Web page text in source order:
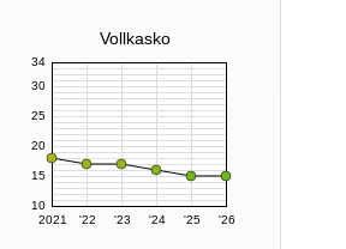
Vollkasko
2021 '22 '23 '24 '25 '26
10
15
20
25
30
34